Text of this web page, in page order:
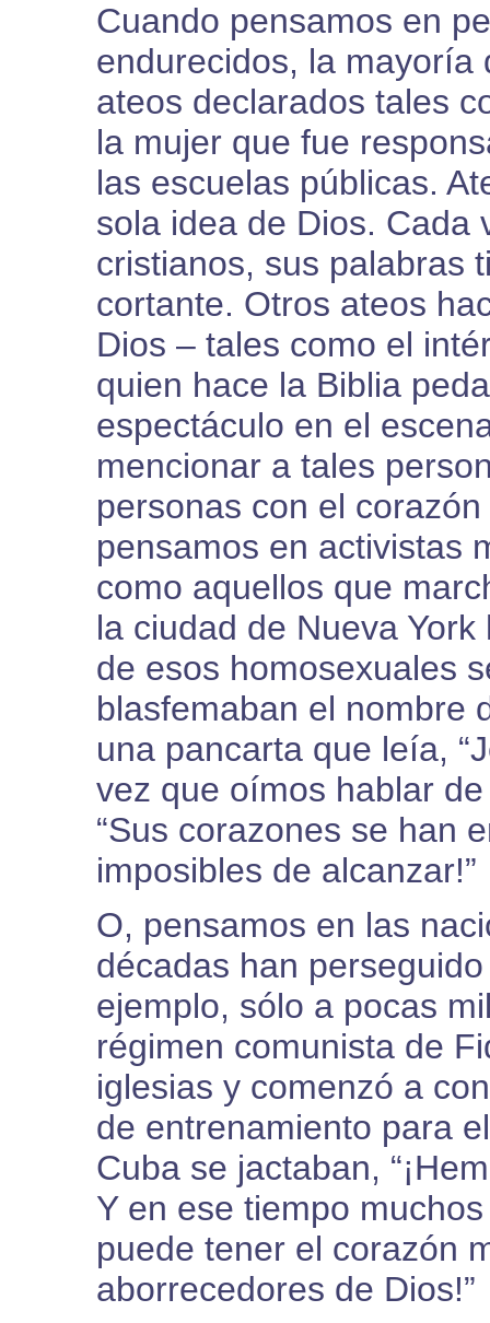
Cuando pensamos en
endurecidos, la mayoría
ateos declarados tales
la mujer que fue
las escuelas públicas.
sola idea de Dios. Cada
cristianos, sus palabras
cortante. Otros ateos
Dios – tales como el
quien hace la Biblia
espectáculo en el
mencionar a tales
personas con el
pensamos en activistas
como aquellos que
la ciudad de Nueva
de esos homosexuales
blasfemaban el nombre
una pancarta que leía,
vez que oímos hablar
“Sus corazones se han
imposibles de alcanzar!”
O, pensamos en las
décadas han
ejemplo, sólo a pocas
régimen comunista de
iglesias y comenzó a
de entrenamiento para
Cuba se jactaban,
Y en ese tiempo
puede tener el corazón
aborrecedores de Dios!”